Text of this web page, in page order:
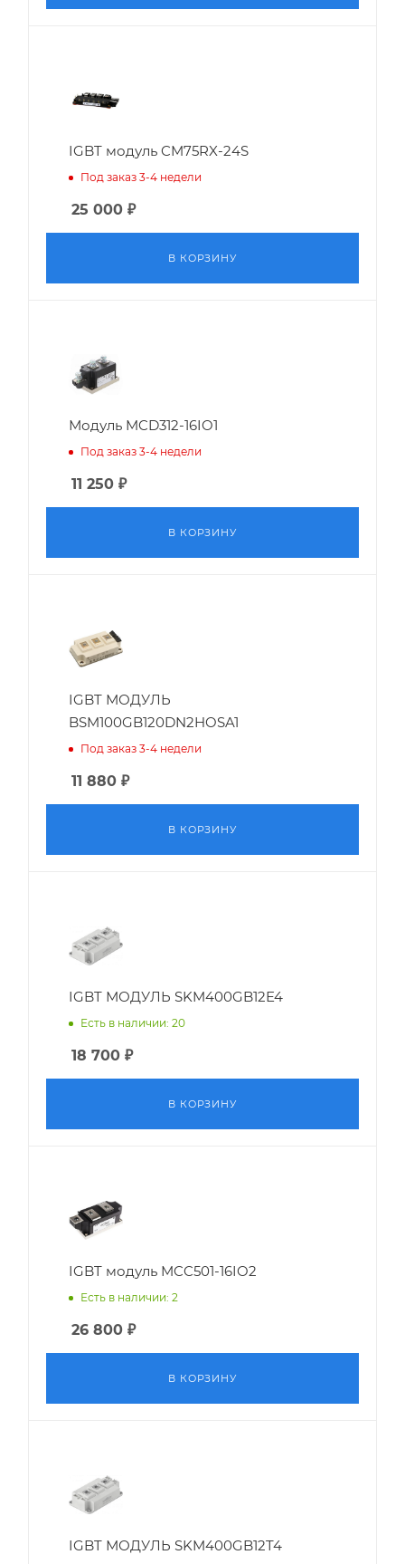
IGBT модуль CM75RX-24S
Под заказ 3-4 недели
25 000 ₽
В КОРЗИНУ
Модуль MCD312-16IO1
Под заказ 3-4 недели
11 250 ₽
В КОРЗИНУ
IGBT МОДУЛЬ
BSM100GB120DN2HOSA1
Под заказ 3-4 недели
11 880 ₽
В КОРЗИНУ
IGBT МОДУЛЬ SKM400GB12E4
Есть в наличии: 20
18 700 ₽
В КОРЗИНУ
IGBT модуль MCC501-16IO2
Есть в наличии: 2
26 800 ₽
В КОРЗИНУ
IGBT МОДУЛЬ SKM400GB12T4